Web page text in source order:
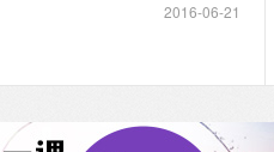
2016-06-21